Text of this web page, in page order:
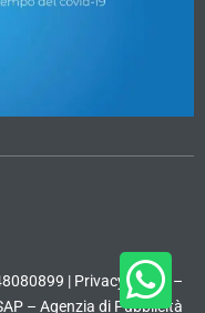
| Privacy Policy –
– Agenzia di Pubblicità